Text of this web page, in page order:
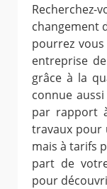
changement
pourrez
entreprise
grâce à la
connue
par rapport
travaux pour
mais à tarifs
part de
pour